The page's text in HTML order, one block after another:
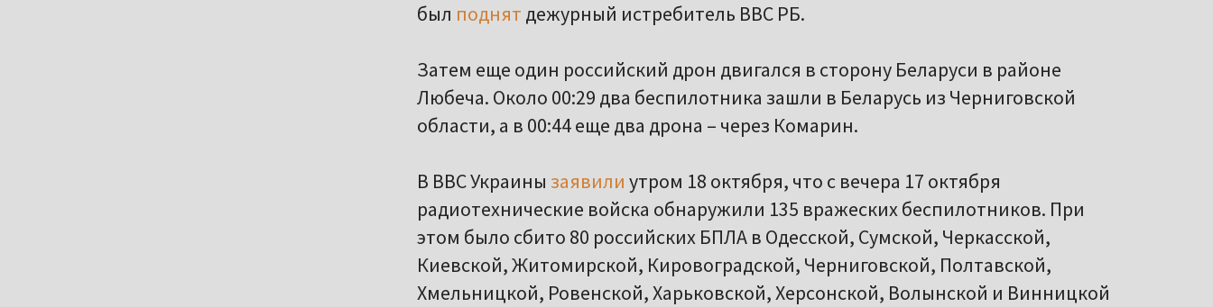
был поднят дежурный истребитель ВВС РБ.
Затем еще один российский дрон двигался в сторону Беларуси в районе
Любеча. Около 00:29 два беспилотника зашли в Беларусь из Черниговской
области, а в 00:44 еще два дрона – через Комарин.
В ВВС Украины заявили утром 18 октября, что с вечера 17 октября
радиотехнические войска обнаружили 135 вражеских беспилотников. При
этом было сбито 80 российских БПЛА в Одесской, Сумской, Черкасской,
Киевской, Житомирской, Кировоградской, Черниговской, Полтавской,
Хмельницкой, Ровенской, Харьковской, Херсонской, Волынской и Винницкой